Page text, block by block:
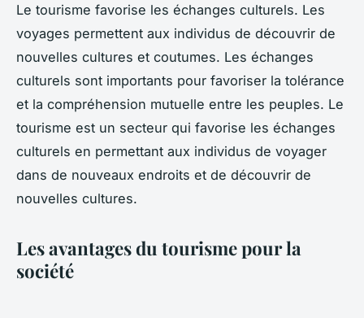
Le tourisme favorise les échanges culturels. Les
voyages permettent aux individus de découvrir de
nouvelles cultures et coutumes. Les échanges
culturels sont importants pour favoriser la tolérance
et la compréhension mutuelle entre les peuples. Le
tourisme est un secteur qui favorise les échanges
culturels en permettant aux individus de voyager
dans de nouveaux endroits et de découvrir de
nouvelles cultures.
Les avantages du tourisme pour la
société